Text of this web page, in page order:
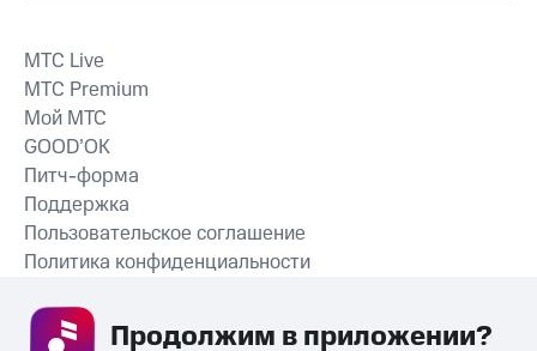
СКАЧАТЬ ПРИЛОЖЕНИЕ
MTС Live
MTС Premium
Мой МТС
GOOD’OK
Питч-форма
Поддержка
Пользовательское соглашение
Политика конфиденциальности